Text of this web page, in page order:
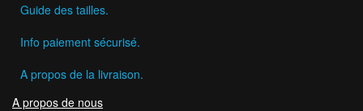
Guide des tailles.
Info paiement sécurisé.
A propos de la livraison.
A propos de nous